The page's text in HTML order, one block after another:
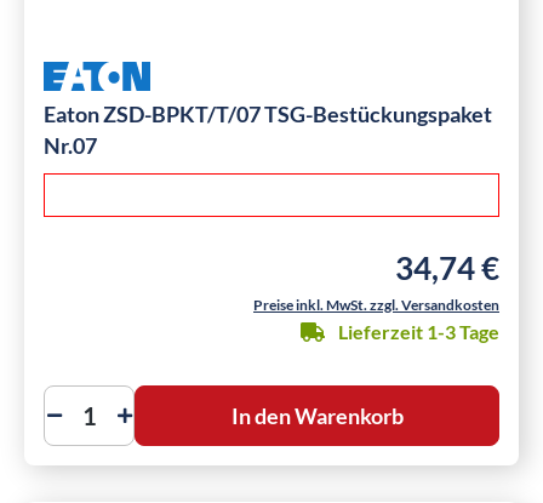
Eaton ZSD-BPKT/T/07 TSG-Bestückungspaket
Nr.07
Regulärer
34,74 €
Preise inkl. MwSt. zzgl. Versandkosten
Lieferzeit 1-3 Tage
In den Warenkorb